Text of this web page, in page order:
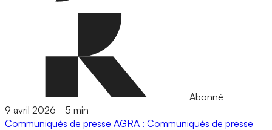
Abonné
9 avril 2026 - 5 min
Communiqués de presse AGRA : Communiqués de presse